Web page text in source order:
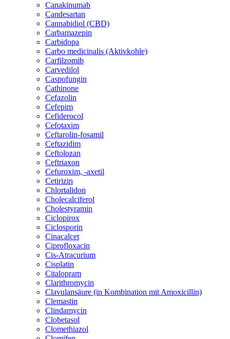
Canakinumab
Candesartan
Cannabidiol (CBD)
Carbamazepin
Carbidopa
Carbo medicinalis (Aktivkohle)
Carfilzomib
Carvedilol
Caspofungin
Cathinone
Cefazolin
Cefepim
Cefiderocol
Cefotaxim
Ceftarolin-fosamil
Ceftazidim
Ceftolozan
Ceftriaxon
Cefuroxim, -axetil
Cetirizin
Chlortalidon
Cholecalciferol
Cholestyramin
Ciclopirox
Ciclosporin
Cinacalcet
Ciprofloxacin
Cis-Atracurium
Cisplatin
Citalopram
Clarithromycin
Clavulansäure (in Kombination mit Amoxicillin)
Clemastin
Clindamycin
Clobetasol
Clomethiazol